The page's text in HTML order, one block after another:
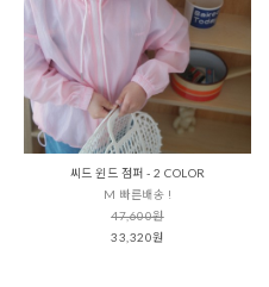
씨드 윈드 점퍼 - 2 COLOR
M 빠른배송 !
47,600원
33,320원